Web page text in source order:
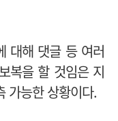
대해 댓글 등 여러
복을 할 것임은 지
가능한 상황이다.